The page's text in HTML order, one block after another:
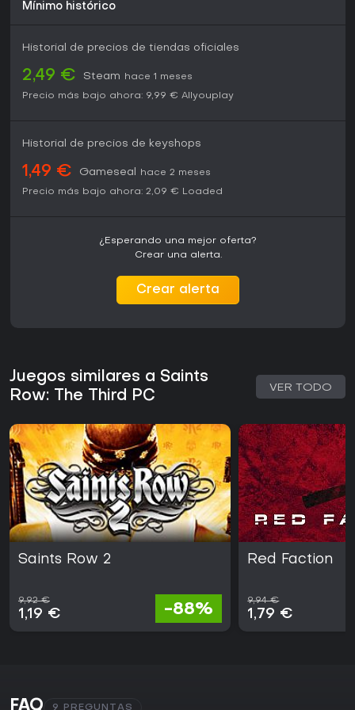
Críticos y jugadores alaban la profundidad de
humor a veces repetitivo. Si te gustan los mundos abiertos
con cooperativo y armamento absurdo, este juego ofrece
diversión duradera, sobre todo en co-op. Para quienes
prefieren narrativas serias o mecánicas innovadoras,
desenfadadas.
Mínimo histórico
Historial de precios de tiendas oficiales
2,49 € Steam
hace 1 meses
Precio más bajo ahora: 9,99 € Allyouplay
Historial de precios de keyshops
1,49 € Gameseal
hace 2 meses
Precio más bajo ahora: 2,09 € Loaded
¿Esperando una mejor oferta?
Crear una alerta.
Crear alerta
Juegos similares a Saints
Row: The Third PC
VER TODO
Saints Row 2
9,92 €
1,19 € -88%
Red Faction
9,94 €
1,79 €
FAQ 9 PREGUNTAS